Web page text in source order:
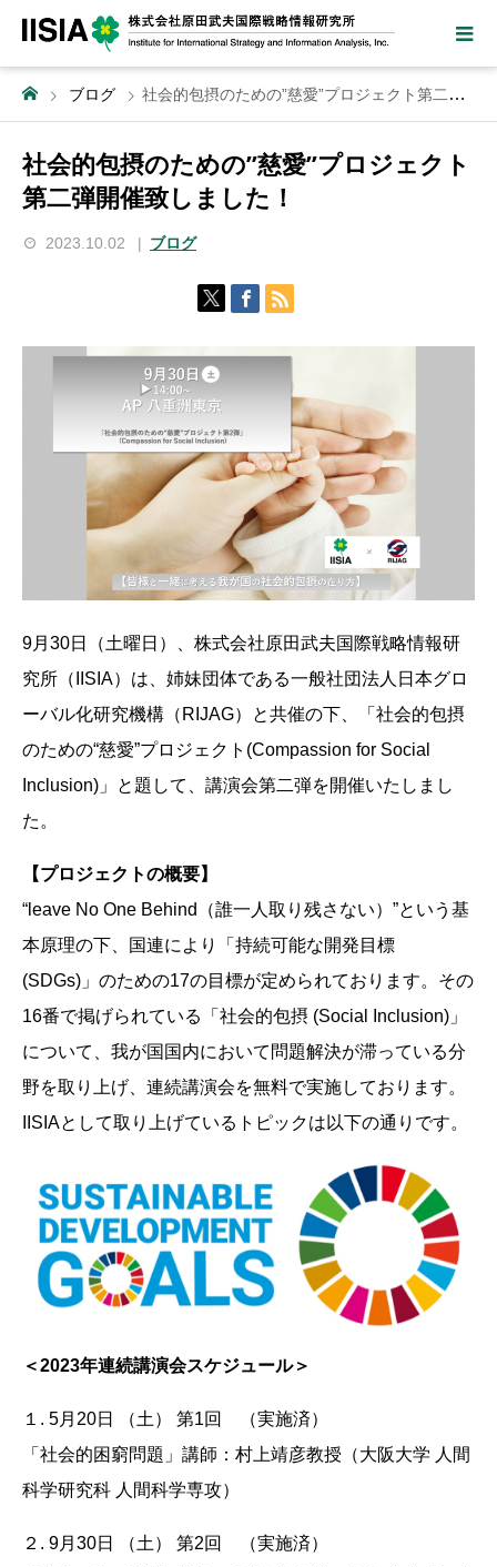
ブログ 社会的包摂のための”慈愛”プロジェクト第二弾開催致しました！
社会的包摂のための”慈愛”プロジェクト
第二弾開催致しました！
2023.10.02 ブログ
9月30日（土曜日）、株式会社原田武夫国際戦略情報研
究所（IISIA）は、姉妹団体である一般社団法人日本グロ
ーバル化研究機構（RIJAG）と共催の下、「社会的包摂
のための“慈愛”プロジェクト(Compassion for Social
Inclusion)」と題して、講演会第二弾を開催いたしまし
た。
【プロジェクトの概要】
“leave No One Behind（誰一人取り残さない）”という基
本原理の下、国連により「持続可能な開発目標
(SDGs)」のための17の目標が定められております。その
16番で掲げられている「社会的包摂 (Social Inclusion)」
について、我が国国内において問題解決が滞っている分
野を取り上げ、連続講演会を無料で実施しております。
IISIAとして取り上げているトピックは以下の通りです。
＜2023年連続講演会スケジュール＞
１. 5月20日 （土） 第1回 （実施済）
「社会的困窮問題」講師：村上靖彦教授（大阪大学 人間
科学研究科 人間科学専攻）
２. 9月30日 （土） 第2回 （実施済）